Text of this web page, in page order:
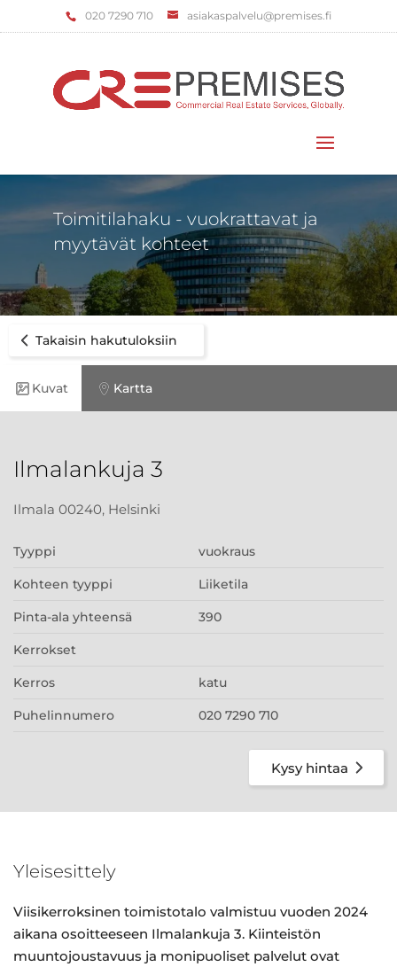
‌020 7290 710 asiakaspalvelu@premises.fi
Toimitilahaku - vuokrattavat ja
myytävät kohteet
Takaisin hakutuloksiin
Kuvat Kartta
Ilmalankuja 3
Ilmala 00240, Helsinki
Tyyppi vuokraus
Kohteen tyyppi Liiketila
Pinta-ala yhteensä 390
Kerrokset
Kerros katu
Puhelinnumero 020 7290 710
Kysy hintaa
Yleisesittely
Viisikerroksinen toimistotalo valmistuu vuoden 2024
aikana osoitteeseen Ilmalankuja 3. Kiinteistön
muuntojoustavuus ja monipuoliset palvelut ovat